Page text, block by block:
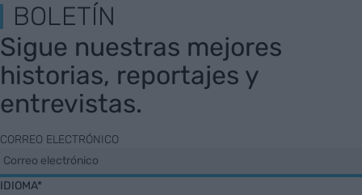
BOLETÍN
Sigue nuestras mejores
historias, reportajes y
entrevistas.
CORREO ELECTRÓNICO
IDIOMA*